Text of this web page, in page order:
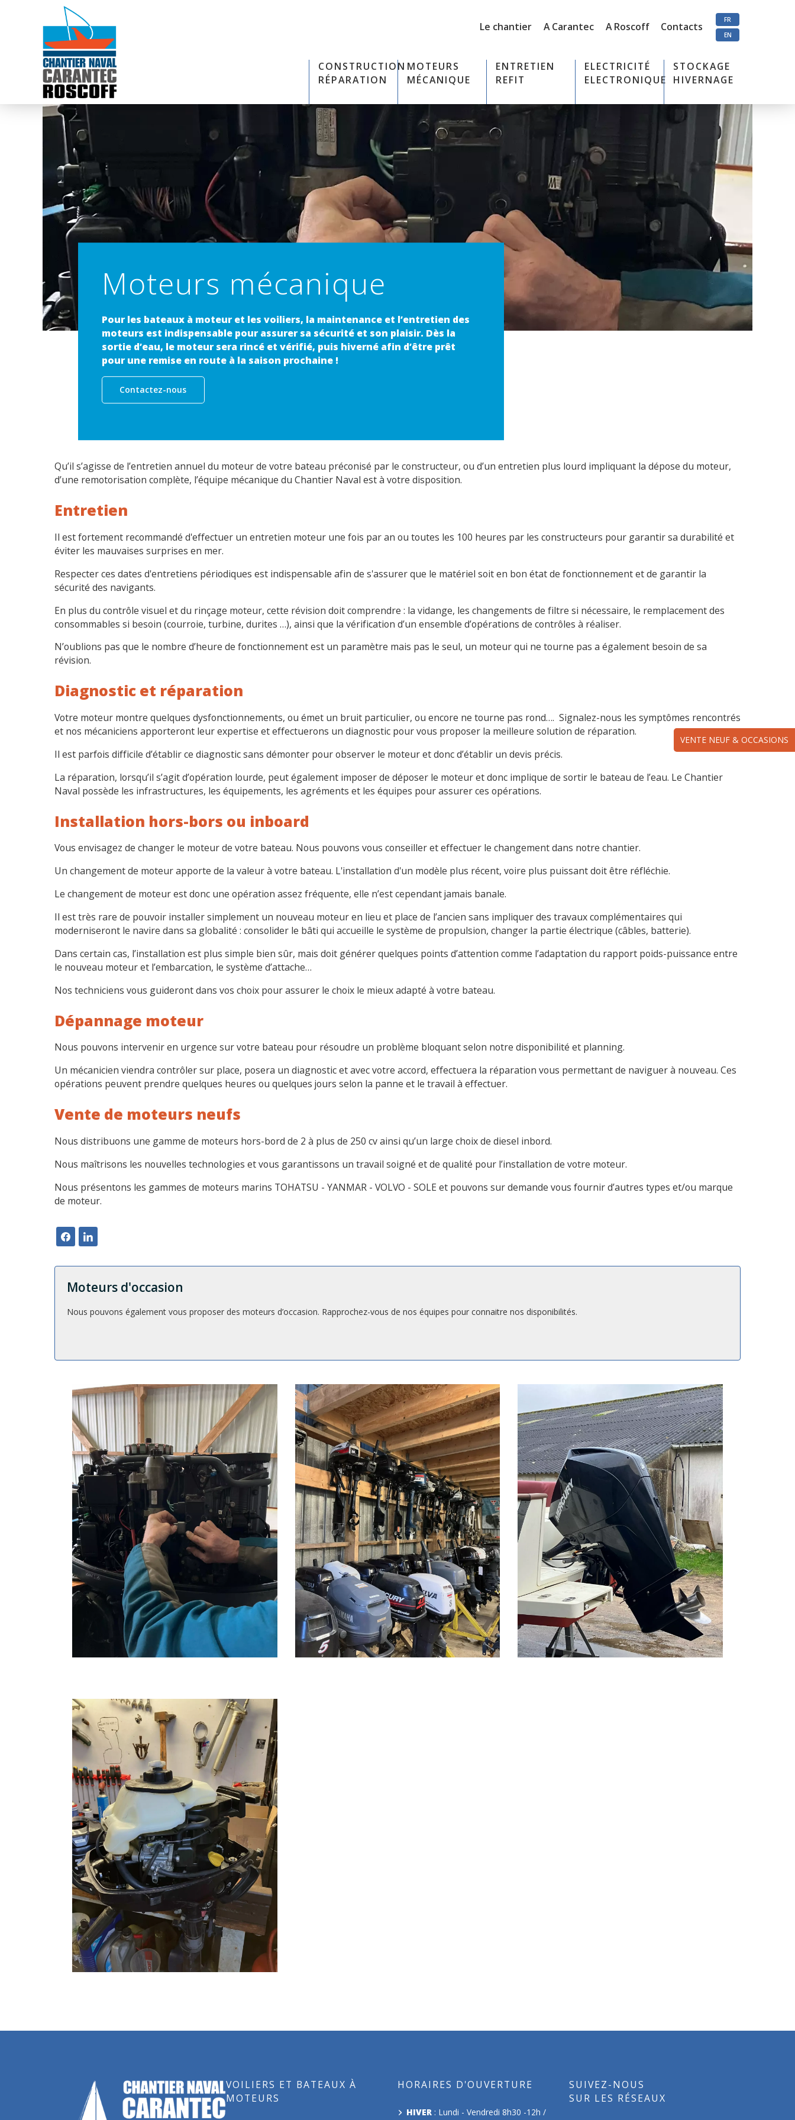
VENTE NEUF & OCCASIONS
Le chantier A Carantec A Roscoff Contacts
FR
EN
CONSTRUCTION
RÉPARATION
MOTEURS
MÉCANIQUE
ENTRETIEN
REFIT
ELECTRICITÉ
ELECTRONIQUE
STOCKAGE
HIVERNAGE
Moteurs mécanique
Pour les bateaux à moteur et les voiliers, la maintenance et l’entretien des
moteurs est indispensable pour assurer sa sécurité et son plaisir. Dès la
sortie d’eau, le moteur sera rincé et vérifié, puis hiverné afin d’être prêt
pour une remise en route à la saison prochaine !
Contactez-nous
Qu’il s’agisse de l’entretien annuel du moteur de votre bateau préconisé par le constructeur, ou d’un entretien plus lourd impliquant la dépose du moteur,
d’une remotorisation complète, l’équipe mécanique du Chantier Naval est à votre disposition.
Entretien
Il est fortement recommandé d'effectuer un entretien moteur une fois par an ou toutes les 100 heures par les constructeurs pour garantir sa durabilité et
éviter les mauvaises surprises en mer.
Respecter ces dates d'entretiens périodiques est indispensable afin de s'assurer que le matériel soit en bon état de fonctionnement et de garantir la
sécurité des navigants.
En plus du contrôle visuel et du rinçage moteur, cette révision doit comprendre : la vidange, les changements de filtre si nécessaire, le remplacement des
consommables si besoin (courroie, turbine, durites …), ainsi que la vérification d’un ensemble d’opérations de contrôles à réaliser.
N’oublions pas que le nombre d’heure de fonctionnement est un paramètre mais pas le seul, un moteur qui ne tourne pas a également besoin de sa
révision.
Diagnostic et réparation
Votre moteur montre quelques dysfonctionnements, ou émet un bruit particulier, ou encore ne tourne pas rond…. Signalez-nous les symptômes rencontrés
et nos mécaniciens apporteront leur expertise et effectuerons un diagnostic pour vous proposer la meilleure solution de réparation.
Il est parfois difficile d’établir ce diagnostic sans démonter pour observer le moteur et donc d’établir un devis précis.
La réparation, lorsqu’il s’agit d’opération lourde, peut également imposer de déposer le moteur et donc implique de sortir le bateau de l’eau. Le Chantier
Naval possède les infrastructures, les équipements, les agréments et les équipes pour assurer ces opérations.
Installation hors-bors ou inboard
Vous envisagez de changer le moteur de votre bateau. Nous pouvons vous conseiller et effectuer le changement dans notre chantier.
Un changement de moteur apporte de la valeur à votre bateau. L'installation d'un modèle plus récent, voire plus puissant doit être réfléchie.
Le changement de moteur est donc une opération assez fréquente, elle n’est cependant jamais banale.
Il est très rare de pouvoir installer simplement un nouveau moteur en lieu et place de l’ancien sans impliquer des travaux complémentaires qui
moderniseront le navire dans sa globalité : consolider le bâti qui accueille le système de propulsion, changer la partie électrique (câbles, batterie).
Dans certain cas, l’installation est plus simple bien sûr, mais doit générer quelques points d’attention comme l’adaptation du rapport poids-puissance entre
le nouveau moteur et l’embarcation, le système d’attache…
Nos techniciens vous guideront dans vos choix pour assurer le choix le mieux adapté à votre bateau.
Dépannage moteur
Nous pouvons intervenir en urgence sur votre bateau pour résoudre un problème bloquant selon notre disponibilité et planning.
Un mécanicien viendra contrôler sur place, posera un diagnostic et avec votre accord, effectuera la réparation vous permettant de naviguer à nouveau. Ces
opérations peuvent prendre quelques heures ou quelques jours selon la panne et le travail à effectuer.
Vente de moteurs neufs
Nous distribuons une gamme de moteurs hors-bord de 2 à plus de 250 cv ainsi qu’un large choix de diesel inbord.
Nous maîtrisons les nouvelles technologies et vous garantissons un travail soigné et de qualité pour l’installation de votre moteur.
Nous présentons les gammes de moteurs marins TOHATSU - YANMAR - VOLVO - SOLE et pouvons sur demande vous fournir d’autres types et/ou marque
de moteur.
Moteurs d'occasion
Nous pouvons également vous proposer des moteurs d’occasion. Rapprochez-vous de nos équipes pour connaitre nos disponibilités.
VOILIERS ET BATEAUX À
MOTEURS
HORAIRES D'OUVERTURE
HIVER: Lundi - Vendredi 8h30 -12h /
SUIVEZ-NOUS
SUR LES RÉSEAUX